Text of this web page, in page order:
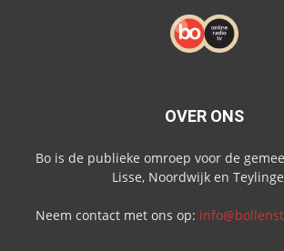
OVER ONS
Bo is de publieke omroep voor de
Lisse, Noordwijk en
Neem contact met ons op: